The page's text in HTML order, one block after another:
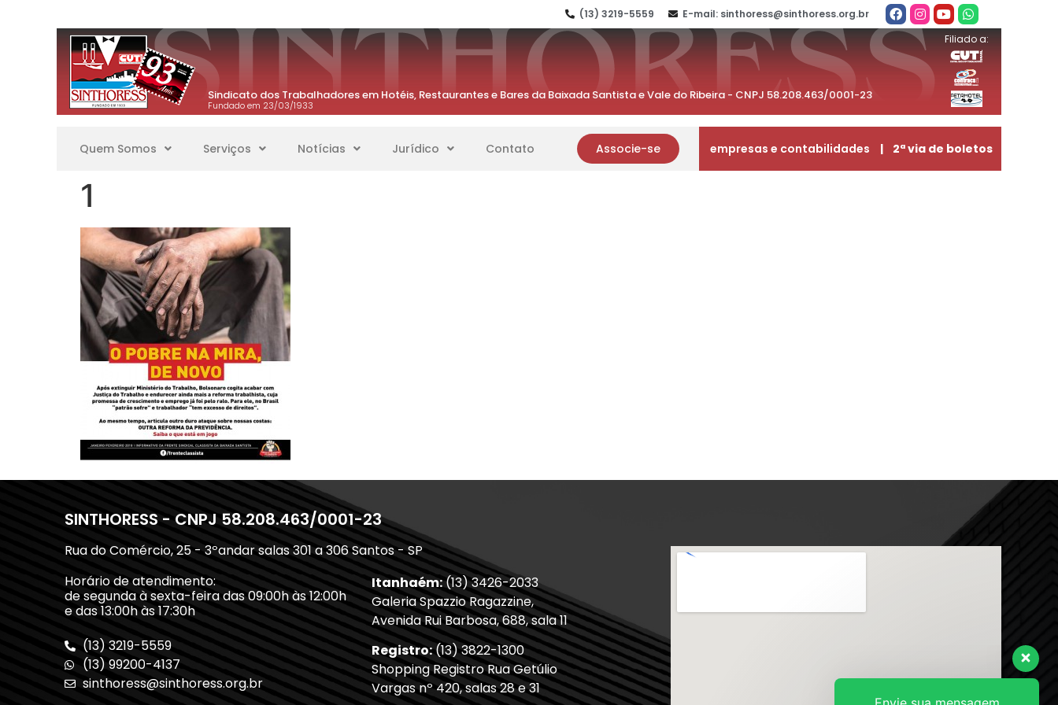
(13) 3219-5559 E-mail: sinthoress@sinthoress.org.br
Sindicato dos Trabalhadores em Hotéis, Restaurantes e Bares da Baixada Santista e Vale do Ribeira - CNPJ 58.208.463/0001-23
Fundado em 23/03/1933
Filiado a:
Quem Somos Serviços Notícias Jurídico Contato Associe-se empresas e contabilidades | 2ª via de boletos
1
SINTHORESS - CNPJ 58.208.463/0001-23
Rua do Comércio, 25 - 3ºandar salas 301 a 306 Santos - SP
Horário de atendimento:
de segunda à sexta-feira das 09:00h às 12:00h
e das 13:00h às 17:30h
(13) 3219-5559
(13) 99200-4137
sinthoress@sinthoress.org.br
Itanhaém:(13) 3426-2033
Galeria Spazzio Ragazzine,
Avenida Rui Barbosa, 688, sala 11
Registro:(13) 3822-1300
Shopping Registro Rua Getúlio
Vargas nº 420, salas 28 e 31
Envie sua mensagem